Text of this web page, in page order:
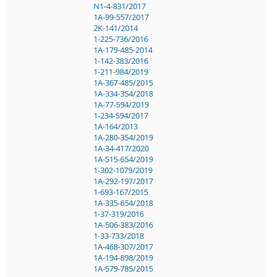
N1-4-831/2017
1A-99-557/2017
2K-141/2014
1-225-736/2016
1A-179-485-2014
1-142-383/2016
1-211-984/2019
1A-367-485/2015
1A-334-354/2018
1A-77-594/2019
1-234-594/2017
1A-164/2013
1A-280-354/2019
1A-34-417/2020
1A-515-654/2019
1-302-1079/2019
1A-292-197/2017
1-693-167/2015
1A-335-654/2018
1-37-319/2016
1A-506-383/2016
1-33-733/2018
1A-468-307/2017
1A-194-898/2019
1A-579-785/2015